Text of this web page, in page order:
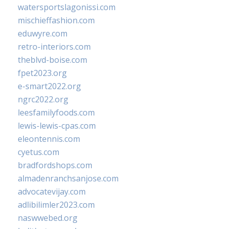
watersportslagonissi.com
mischieffashion.com
eduwyre.com
retro-interiors.com
theblvd-boise.com
fpet2023.org
e-smart2022.org
ngrc2022.org
leesfamilyfoods.com
lewis-lewis-cpas.com
eleontennis.com
cyetus.com
bradfordshops.com
almadenranchsanjose.com
advocatevijay.com
adlibilimler2023.com
naswwebed.org